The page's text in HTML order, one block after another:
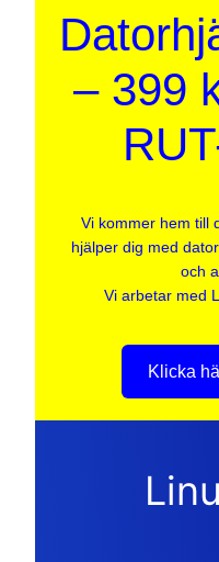
– 399
Vi kommer hem till
hjälper dig med
och
Vi arbetar med
Klicka